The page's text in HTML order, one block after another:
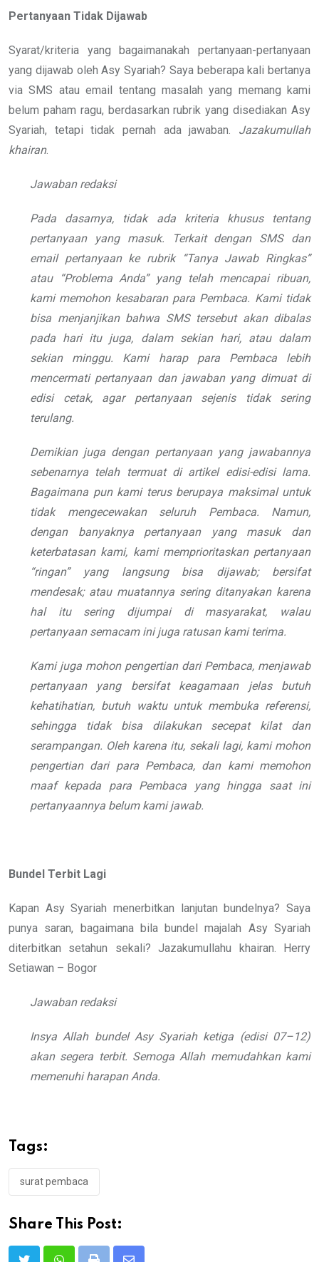
Pertanyaan Tidak Dijawab
Syarat/kriteria yang bagaimanakah pertanyaan-pertanyaan
yang dijawab oleh Asy Syariah? Saya beberapa kali bertanya
via SMS atau email tentang masalah yang memang kami
belum paham ragu, berdasarkan rubrik yang disediakan Asy
Syariah, tetapi tidak pernah ada jawaban. Jazakumullah
khairan.
Jawaban redaksi
Pada dasarnya, tidak ada kriteria khusus tentang
pertanyaan yang masuk. Terkait dengan SMS dan
email pertanyaan ke rubrik “Tanya Jawab Ringkas”
atau “Problema Anda” yang telah mencapai ribuan,
kami memohon kesabaran para Pembaca. Kami tidak
bisa menjanjikan bahwa SMS tersebut akan dibalas
pada hari itu juga, dalam sekian hari, atau dalam
sekian minggu. Kami harap para Pembaca lebih
mencermati pertanyaan dan jawaban yang dimuat di
edisi cetak, agar pertanyaan sejenis tidak sering
terulang.
Demikian juga dengan pertanyaan yang jawabannya
sebenarnya telah termuat di artikel edisi-edisi lama.
Bagaimana pun kami terus berupaya maksimal untuk
tidak mengecewakan seluruh Pembaca. Namun,
dengan banyaknya pertanyaan yang masuk dan
keterbatasan kami, kami memprioritaskan pertanyaan
“ringan” yang langsung bisa dijawab; bersifat
mendesak; atau muatannya sering ditanyakan karena
hal itu sering dijumpai di masyarakat, walau
pertanyaan semacam ini juga ratusan kami terima.
Kami juga mohon pengertian dari Pembaca, menjawab
pertanyaan yang bersifat keagamaan jelas butuh
kehatihatian, butuh waktu untuk membuka referensi,
sehingga tidak bisa dilakukan secepat kilat dan
serampangan. Oleh karena itu, sekali lagi, kami mohon
pengertian dari para Pembaca, dan kami memohon
maaf kepada para Pembaca yang hingga saat ini
pertanyaannya belum kami jawab.
Bundel Terbit Lagi
Kapan Asy Syariah menerbitkan lanjutan bundelnya? Saya
punya saran, bagaimana bila bundel majalah Asy Syariah
diterbitkan setahun sekali? Jazakumullahu khairan. Herry
Setiawan – Bogor
Jawaban redaksi
Insya Allah bundel Asy Syariah ketiga (edisi 07–12)
akan segera terbit. Semoga Allah memudahkan kami
memenuhi harapan Anda.
Tags:
surat pembaca
Share This Post: